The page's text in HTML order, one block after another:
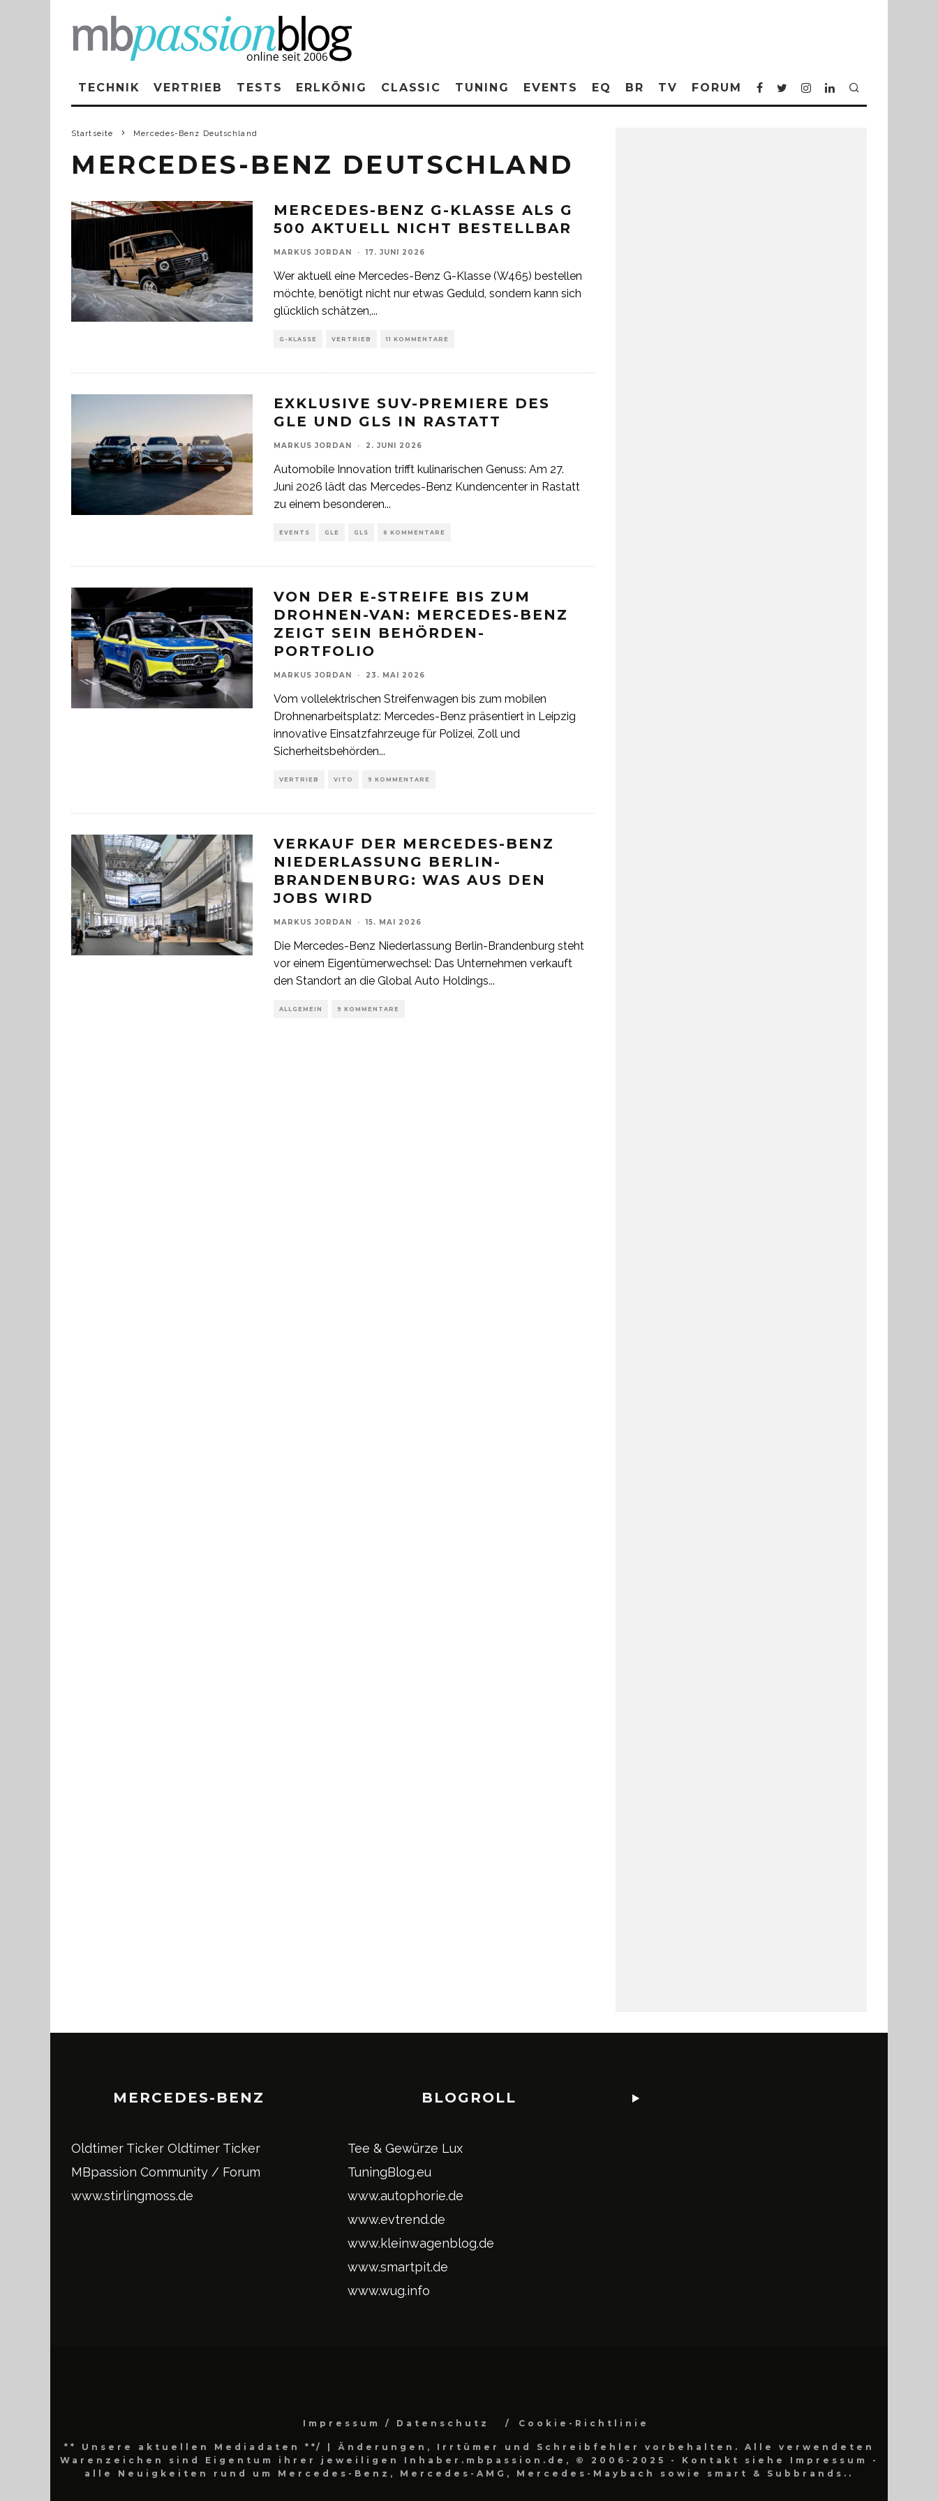
TECHNIK VERTRIEB TESTS ERLKÖNIG CLASSIC TUNING EVENTS EQ BR TV FORUM
Startseite Mercedes-Benz Deutschland
MERCEDES-BENZ DEUTSCHLAND
MERCEDES-BENZ G-KLASSE ALS G
500 AKTUELL NICHT BESTELLBAR
MARKUS JORDAN · 17. JUNI 2026
Wer aktuell eine Mercedes-Benz G-Klasse (W465) bestellen
möchte, benötigt nicht nur etwas Geduld, sondern kann sich
glücklich schätzen,...
G-KLASSE VERTRIEB 11 KOMMENTARE
EXKLUSIVE SUV-PREMIERE DES
GLE UND GLS IN RASTATT
MARKUS JORDAN · 2. JUNI 2026
Automobile Innovation trifft kulinarischen Genuss: Am 27.
Juni 2026 lädt das Mercedes-Benz Kundencenter in Rastatt
zu einem besonderen...
EVENTS GLE GLS 6 KOMMENTARE
VON DER E-STREIFE BIS ZUM
DROHNEN-VAN: MERCEDES-BENZ
ZEIGT SEIN BEHÖRDEN-
PORTFOLIO
MARKUS JORDAN · 23. MAI 2026
Vom vollelektrischen Streifenwagen bis zum mobilen
Drohnenarbeitsplatz: Mercedes-Benz präsentiert in Leipzig
innovative Einsatzfahrzeuge für Polizei, Zoll und
Sicherheitsbehörden...
VERTRIEB VITO 9 KOMMENTARE
VERKAUF DER MERCEDES-BENZ
NIEDERLASSUNG BERLIN-
BRANDENBURG: WAS AUS DEN
JOBS WIRD
MARKUS JORDAN · 15. MAI 2026
Die Mercedes-Benz Niederlassung Berlin-Brandenburg steht
vor einem Eigentümerwechsel: Das Unternehmen verkauft
den Standort an die Global Auto Holdings...
ALLGEMEIN 9 KOMMENTARE
MERCEDES-BENZ
Oldtimer Ticker Oldtimer Ticker
MBpassion Community / Forum
www.stirlingmoss.de
BLOGROLL
Tee & Gewürze Lux
TuningBlog.eu
www.autophorie.de
www.evtrend.de
www.kleinwagenblog.de
www.smartpit.de
www.wug.info
Impressum / Datenschutz Cookie-Richtlinie
** Unsere aktuellen Mediadaten **/
| Änderungen, Irrtümer und Schreibfehler vorbehalten. Alle verwendeten
Warenzeichen sind Eigentum ihrer jeweiligen Inhaber.mbpassion.de, © 2006-2025 - Kontakt siehe Impressum -
alle Neuigkeiten rund um Mercedes-Benz, Mercedes-AMG, Mercedes-Maybach sowie smart & Subbrands..